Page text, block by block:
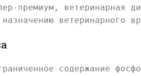
премиум, ветеринарная
ветеринарного
содержание